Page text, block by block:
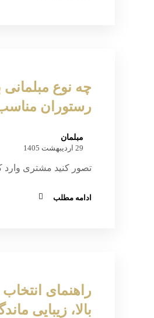
چه نوع مبلمانی
رستوران
مبلمان
29 اردیبهشت 1405
تصور کنید مشتری وارد
ادامه مطلب
راهنمای
بالا، زیبایی